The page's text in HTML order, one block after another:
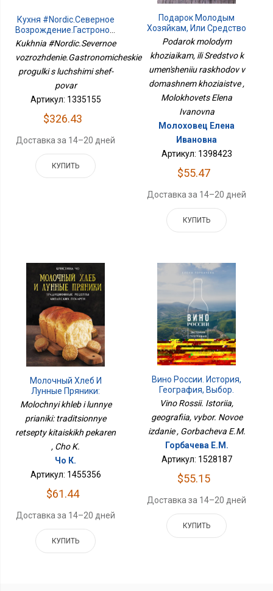
Кухня #Nordic.Северное
Возрождение.Гастрономические
Прогулки С Лучшими
Шеф-Повар
Kukhnia #Nordic.Severnoe
vozrozhdenie.Gastronomicheskie
progulki s luchshimi shef-
povar
Артикул: 1335155
$326.43
Доставка за 14–20 дней
КУПИТЬ
Подарок Молодым
Хозяйкам, Или Средство
К Уменьшению
Расходов В Домашнем
Хозяйстве
Podarok molodym
khoziaikam, ili Sredstvo k
umen'sheniiu raskhodov v
domashnem khoziaistve ,
Molokhovets Elena
Ivanovna
Молоховец Елена
Ивановна
Артикул: 1398423
$55.47
Доставка за 14–20 дней
КУПИТЬ
Молочный Хлеб И
Лунные Пряники:
Традиционные Рецепты
Китайских Пекарен
Molochnyi khleb i lunnye
prianiki: traditsionnye
retsepty kitaiskikh pekaren
, Cho K.
Чо К.
Артикул: 1455356
$61.44
Доставка за 14–20 дней
КУПИТЬ
Вино России. История,
География, Выбор.
Новое Издание
Vino Rossii. Istoriia,
geografiia, vybor. Novoe
izdanie , Gorbacheva E.M.
Горбачева Е.М.
Артикул: 1528187
$55.15
Доставка за 14–20 дней
КУПИТЬ